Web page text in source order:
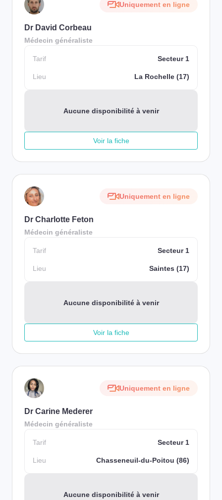
Uniquement en ligne
Dr David Corbeau
Médecin généraliste
Tarif Secteur 1
Lieu La Rochelle (17)
Aucune disponibilité à venir
Voir la fiche
Uniquement en ligne
Dr Charlotte Feton
Médecin généraliste
Tarif Secteur 1
Lieu Saintes (17)
Aucune disponibilité à venir
Voir la fiche
Uniquement en ligne
Dr Carine Mederer
Médecin généraliste
Tarif Secteur 1
Lieu Chasseneuil-du-Poitou (86)
Aucune disponibilité à venir